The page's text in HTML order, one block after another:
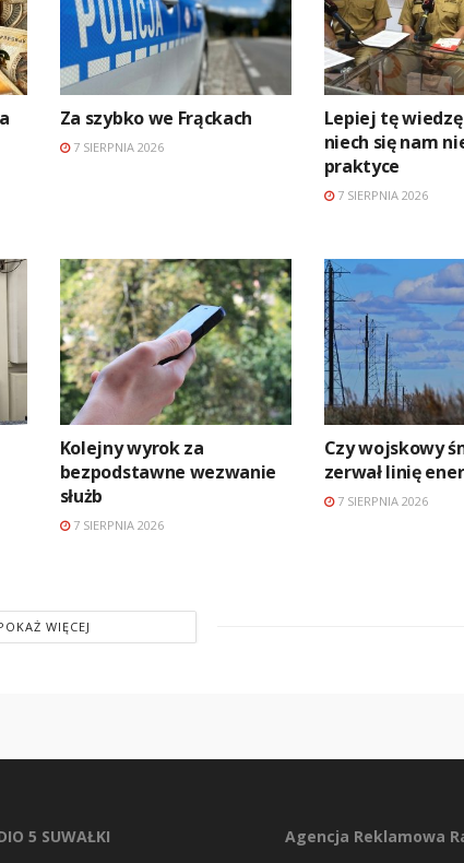
Za szybko we Frąckach
7 SIERPNIA 2026
Lepiej tę
niech się nam
praktyce
7 SIERPNIA 2026
Kolejny wyrok za
bezpodstawne wezwanie
służb
7 SIERPNIA 2026
Czy wojskowy
zerwał linię
7 SIERPNIA 2026
WIĘCEJ
5 SUWAŁKI
Agencja Reklamowa